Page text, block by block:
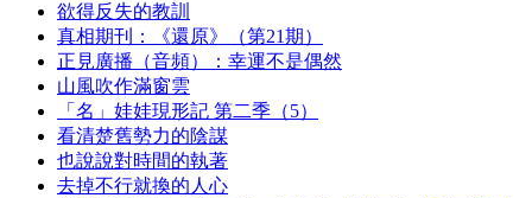
欲得反失的教訓
真相期刊：《還原》（第21期）
正見廣播（音頻）：幸運不是偶然
山風吹作滿窗雲
「名」娃娃現形記 第二季（5）
看清楚舊勢力的陰謀
也說說對時間的執著
去掉不行就換的人心